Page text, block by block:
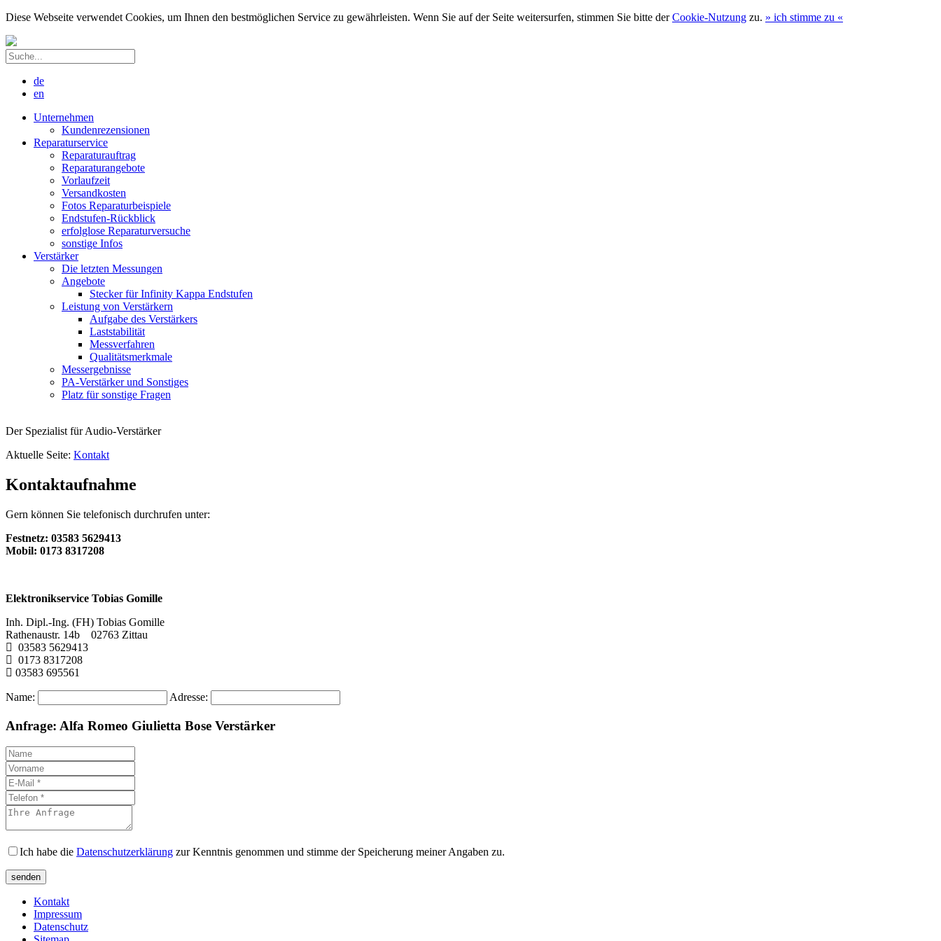
Diese Webseite verwendet Cookies, um Ihnen den bestmöglichen Service zu gewährleisten. Wenn Sie auf der Seite weitersurfen, stimmen Sie bitte derCookie-Nutzung zu. » ich stimme zu «
de
en
Unternehmen
Kundenrezensionen
Reparaturservice
Reparaturauftrag
Reparaturangebote
Vorlaufzeit
Versandkosten
Fotos Reparaturbeispiele
Endstufen-Rückblick
erfolglose Reparaturversuche
sonstige Infos
Verstärker
Die letzten Messungen
Angebote
Stecker für Infinity Kappa Endstufen
Leistung von Verstärkern
Aufgabe des Verstärkers
Laststabilität
Messverfahren
Qualitätsmerkmale
Messergebnisse
PA-Verstärker und Sonstiges
Platz für sonstige Fragen
Der Spezialist für Audio-Verstärker
Aktuelle Seite: Kontakt
Kontaktaufnahme
Gern können Sie telefonisch durchrufen unter:
Festnetz: 03583 5629413
Mobil: 0173 8317208
Elektronikservice Tobias Gomille
Inh. Dipl.-Ing. (FH) Tobias Gomille
Rathenaustr. 14b 02763 Zittau
03583 5629413
0173 8317208
03583 695561
Name: Adresse:
Anfrage: Alfa Romeo Giulietta Bose Verstärker
Ich habe die Datenschutzerklärung zur Kenntnis genommen und stimme der Speicherung meiner Angaben zu.
Kontakt
Impressum
Datenschutz